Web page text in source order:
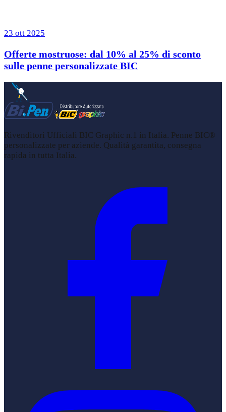
23 ott 2025
Offerte mostruose: dal 10% al 25% di sconto
sulle penne personalizzate BIC
Rivenditori Ufficiali BIC Graphic n.1 in Italia. Penne BIC®
personalizzate per aziende. Qualità garantita, consegna
rapida in tutta Italia.